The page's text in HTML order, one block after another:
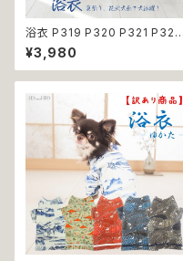
浴衣 P319 P320 P321 P322
和装 和柄 男の子 ネイビー ブル
ー ホワイト ブラック ドッグ ウェ
ア ドッグウエア 犬 猫 ペット 服
ン 龍 富士 山 小型犬 子犬 仔犬
夏 返品交換不可
¥3,980